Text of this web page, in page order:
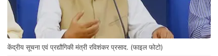
केंद्रीय सूचना एवं प्रद्यौगिकी मंत्री रविशंकर प्रसाद. (फाइल फोटो)